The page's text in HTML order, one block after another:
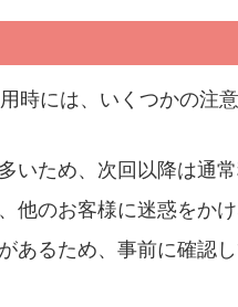
時には、いくつかの注意
いため、次回以降は通
他のお客様に迷惑をかけ
あるため、事前に確認し